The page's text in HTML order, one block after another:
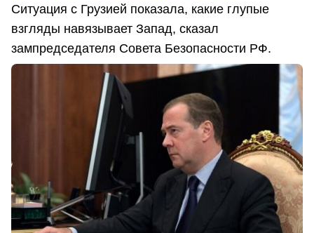
Ситуация с Грузией показала, какие глупые
взгляды навязывает Запад, сказал
зампредседателя Совета Безопасности РФ.